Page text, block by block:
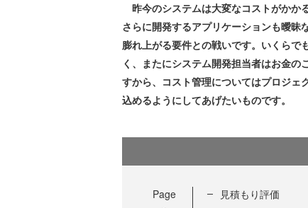
昨今のシステムは大変なコストがかか
さらに開発するアプリケーションも曖昧
膨れ上がる要件との戦いです。いくらで
く、またにシステム開発担当者はお金
すから、コスト管理についてはプロジェ
込めるようにしてあげたいものです。
Page 見積もり評価